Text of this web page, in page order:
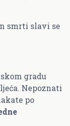
smrti slavi se
gradu
Nepoznati
po